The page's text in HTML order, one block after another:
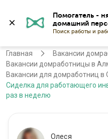
Помогатель -
Главная
Вакансии
Вакансии домработницы в
Вакансии для домработниц в
Сиделка для работающего
раз в неделю
Олеся